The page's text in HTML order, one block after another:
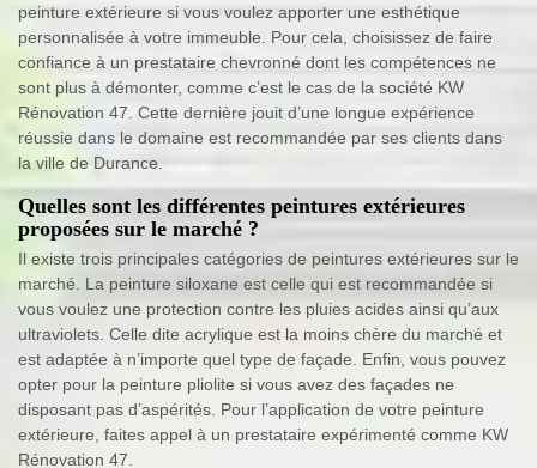
peinture extérieure si vous voulez apporter une esthétique
personnalisée à votre immeuble. Pour cela, choisissez de faire
confiance à un prestataire chevronné dont les compétences ne
sont plus à démonter, comme c’est le cas de la société KW
Rénovation 47. Cette dernière jouit d’une longue expérience
réussie dans le domaine est recommandée par ses clients dans
la ville de Durance.
Quelles sont les différentes peintures extérieures
proposées sur le marché ?
Il existe trois principales catégories de peintures extérieures sur le
marché. La peinture siloxane est celle qui est recommandée si
vous voulez une protection contre les pluies acides ainsi qu’aux
ultraviolets. Celle dite acrylique est la moins chère du marché et
est adaptée à n’importe quel type de façade. Enfin, vous pouvez
opter pour la peinture pliolite si vous avez des façades ne
disposant pas d’aspérités. Pour l’application de votre peinture
extérieure, faites appel à un prestataire expérimenté comme KW
Rénovation 47.